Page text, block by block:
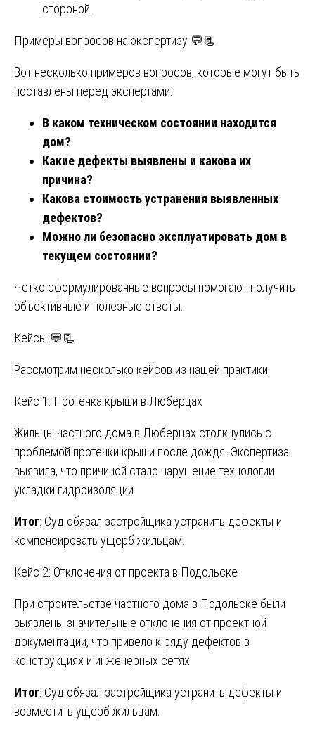
стороной.
Примеры вопросов на экспертизу 💬📃
Вот несколько примеров вопросов, которые могут быть
поставлены перед экспертами:
В каком техническом состоянии находится
дом?
Какие дефекты выявлены и какова их
причина?
Какова стоимость устранения выявленных
дефектов?
Можно ли безопасно эксплуатировать дом в
текущем состоянии?
Четко сформулированные вопросы помогают получить
объективные и полезные ответы.
Кейсы 💬📃
Рассмотрим несколько кейсов из нашей практики:
Кейс 1: Протечка крыши в Люберцах
Жильцы частного дома в Люберцах столкнулись с
проблемой протечки крыши после дождя. Экспертиза
выявила, что причиной стало нарушение технологии
укладки гидроизоляции.
Итог: Суд обязал застройщика устранить дефекты и
компенсировать ущерб жильцам.
Кейс 2: Отклонения от проекта в Подольске
При строительстве частного дома в Подольске были
выявлены значительные отклонения от проектной
документации, что привело к ряду дефектов в
конструкциях и инженерных сетях.
Итог: Суд обязал застройщика устранить дефекты и
возместить ущерб жильцам.